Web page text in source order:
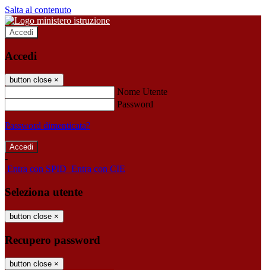
Salta al contenuto
Accedi
Accedi
button close ×
Nome Utente
Password
Password dimenticata?
-
Entra con SPID Entra con CIE
Seleziona utente
button close ×
Recupero password
button close ×